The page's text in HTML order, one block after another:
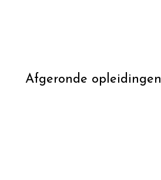
Afgeronde opleidingen